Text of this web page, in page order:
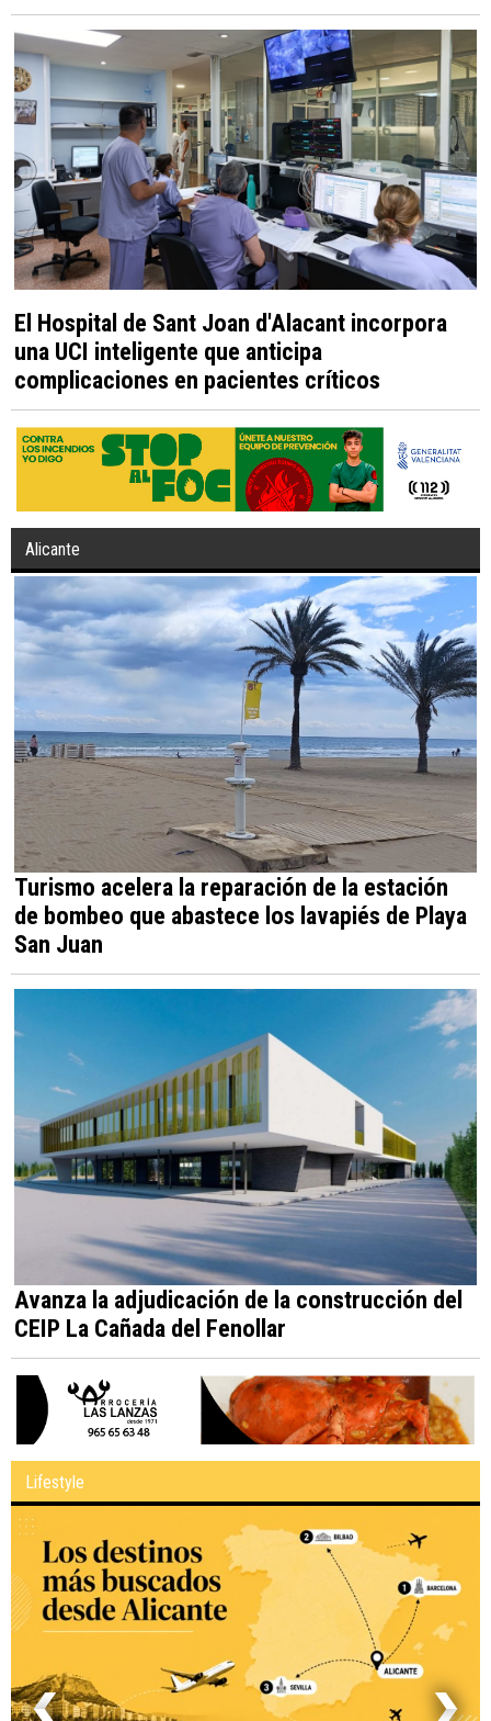
El Hospital de Sant Joan d'Alacant incorpora
una UCI inteligente que anticipa
complicaciones en pacientes críticos
Alicante
Turismo acelera la reparación de la estación
de bombeo que abastece los lavapiés de Playa
San Juan
Avanza la adjudicación de la construcción del
CEIP La Cañada del Fenollar
Lifestyle